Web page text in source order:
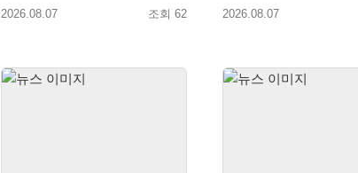
2026.08.07 조회 62
전 13’ 참가!
2026.08.07